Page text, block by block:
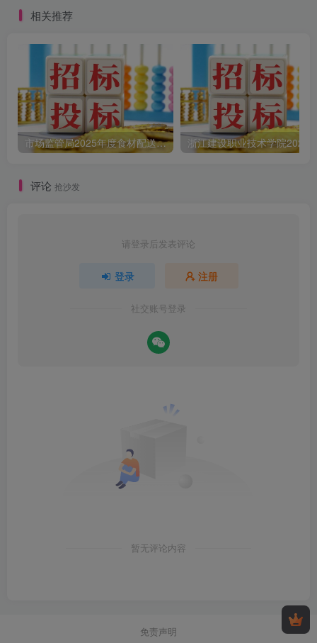
相关推荐
市场监管局2025年度食材配送采购公告
评论 抢沙发
请登录后发表评论
登录 注册
社交账号登录
暂无评论内容
免责声明